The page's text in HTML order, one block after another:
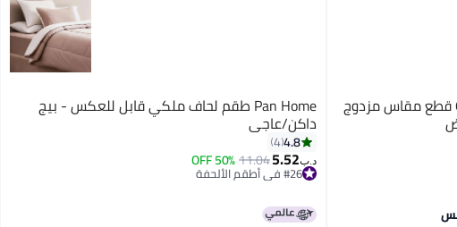
دوناتيلا طقم مفرش روزا سادة 6 قطع مقاس مزدوج Pan Home طقم لحاف ملكي قابل للعكس - بيج
داكن/عاجي
4.8
4
د.ب‏5.52
11.04
50% OFF
#26 في أطقم الألحفة